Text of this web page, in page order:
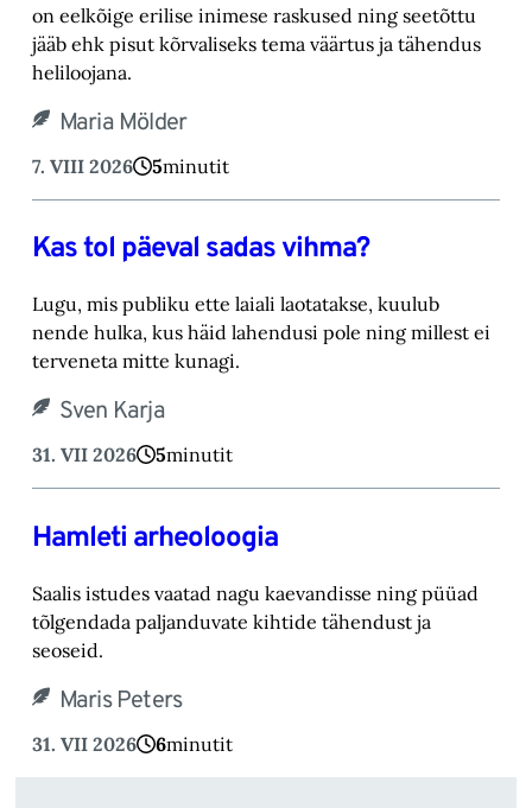
on eelkõige erilise inimese raskused ning ‎seetõttu
jääb ehk pisut kõrvaliseks tema väärtus ja tähendus
heliloojana.‎
Maria Mölder
7. VIII 2026 5minutit
Kas tol päeval sadas vihma?
Lugu, mis publiku ette laiali laotatakse, kuulub
nende hulka, kus häid lahendusi pole ning millest ei
terveneta mitte kunagi.
Sven Karja
31. VII 2026 5minutit
Hamleti arheoloogia
Saalis istudes vaatad nagu kaevandisse ning püüad
tõlgendada paljanduvate kihtide tähendust ja
seoseid.
Maris Peters
31. VII 2026 6minutit